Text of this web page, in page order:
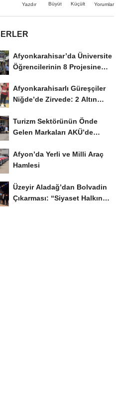
Yazdır Büyüt Küçült Yorumlar
Afyonkarahisar’da Üniversite
Öğrencilerinin 8 Projesine
Afyonkarahisarlı Güreşçiler
Niğde’de Zirvede: 2 Altın
Turizm Sektörünün Önde
Gelen Markaları AKÜ’de
Afyon’da Yerli ve Milli Araç
Hamlesi
Üzeyir Aladağ’dan Bolvadin
Çıkarması: “Siyaset Halkın